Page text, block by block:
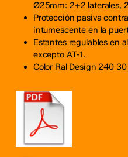
Ø25mm: 2+2 laterales,
Protección pasiva
intumescente en la
Estantes regulables en
excepto AT-1.
Color Ral Design 240